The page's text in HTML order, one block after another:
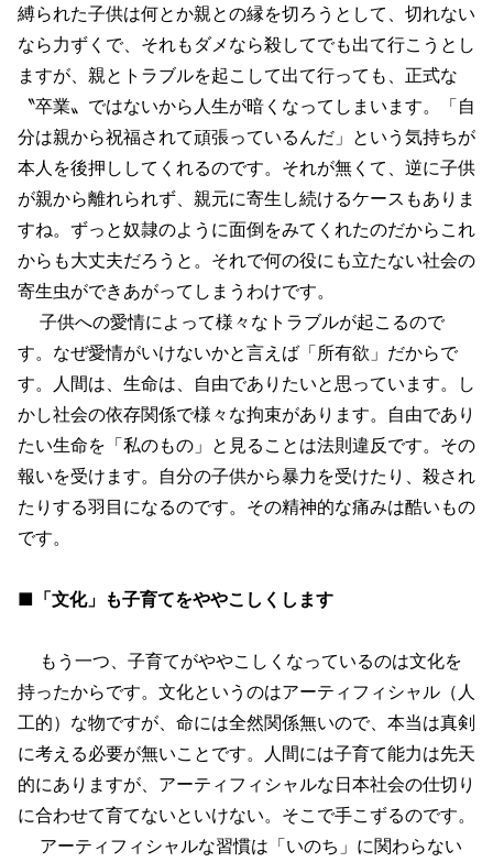
縛られた子供は何とか親との縁を切ろうとして、切れない
なら力ずくで、それもダメなら殺してでも出て行こうとし
ますが、親とトラブルを起こして出て行っても、正式な
〝卒業〟ではないから人生が暗くなってしまいます。「自
分は親から祝福されて頑張っているんだ」という気持ちが
本人を後押ししてくれるのです。それが無くて、逆に子供
が親から離れられず、親元に寄生し続けるケースもありま
すね。ずっと奴隷のように面倒をみてくれたのだからこれ
からも大丈夫だろうと。それで何の役にも立たない社会の
寄生虫ができあがってしまうわけです。
子供への愛情によって様々なトラブルが起こるので
す。なぜ愛情がいけないかと言えば「所有欲」だからで
す。人間は、生命は、自由でありたいと思っています。し
かし社会の依存関係で様々な拘束があります。自由であり
たい生命を「私のもの」と見ることは法則違反です。その
報いを受けます。自分の子供から暴力を受けたり、殺され
たりする羽目になるのです。その精神的な痛みは酷いもの
です。
■「文化」も子育てをややこしくします
もう一つ、子育てがややこしくなっているのは文化を
持ったからです。文化というのはアーティフィシャル（人
工的）な物ですが、命には全然関係無いので、本当は真剣
に考える必要が無いことです。人間には子育て能力は先天
的にありますが、アーティフィシャルな日本社会の仕切り
に合わせて育てないといけない。そこで手こずるのです。
アーティフィシャルな習慣は「いのち」に関わらない